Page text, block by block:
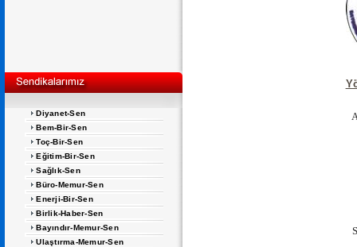
Diyanet-Sen
Bem-Bir-Sen
Toç-Bir-Sen
Eğitim-Bir-Sen
Sağlık-Sen
Büro-Memur-Sen
Enerji-Bir-Sen
Birlik-Haber-Sen
Bayındır-Memur-Sen
Ulaştırma-Memur-Sen